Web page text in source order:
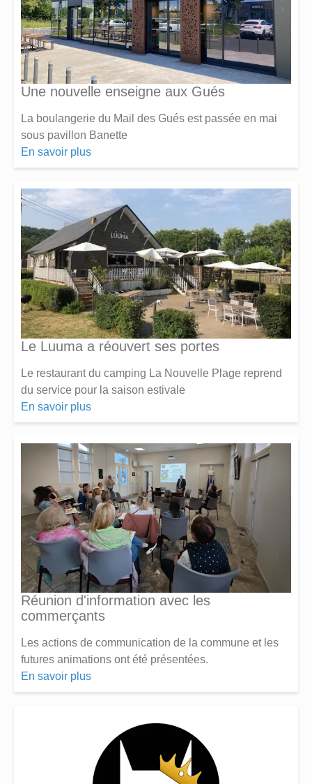
Une nouvelle enseigne aux Gués
La boulangerie du Mail des Gués est passée en mai
sous pavillon Banette
En savoir plus
Le Luuma a réouvert ses portes
Le restaurant du camping La Nouvelle Plage reprend
du service pour la saison estivale
En savoir plus
Réunion d'information avec les
commerçants
Les actions de communication de la commune et les
futures animations ont été présentées.
En savoir plus